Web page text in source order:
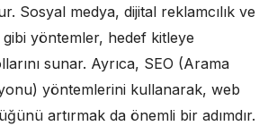
Sosyal medya, dijital reklamcılık ve
gibi yöntemler, hedef kitleye
sunar. Ayrıca, SEO (Arama
yöntemlerini kullanarak, web
artırmak da önemli bir adımdır.